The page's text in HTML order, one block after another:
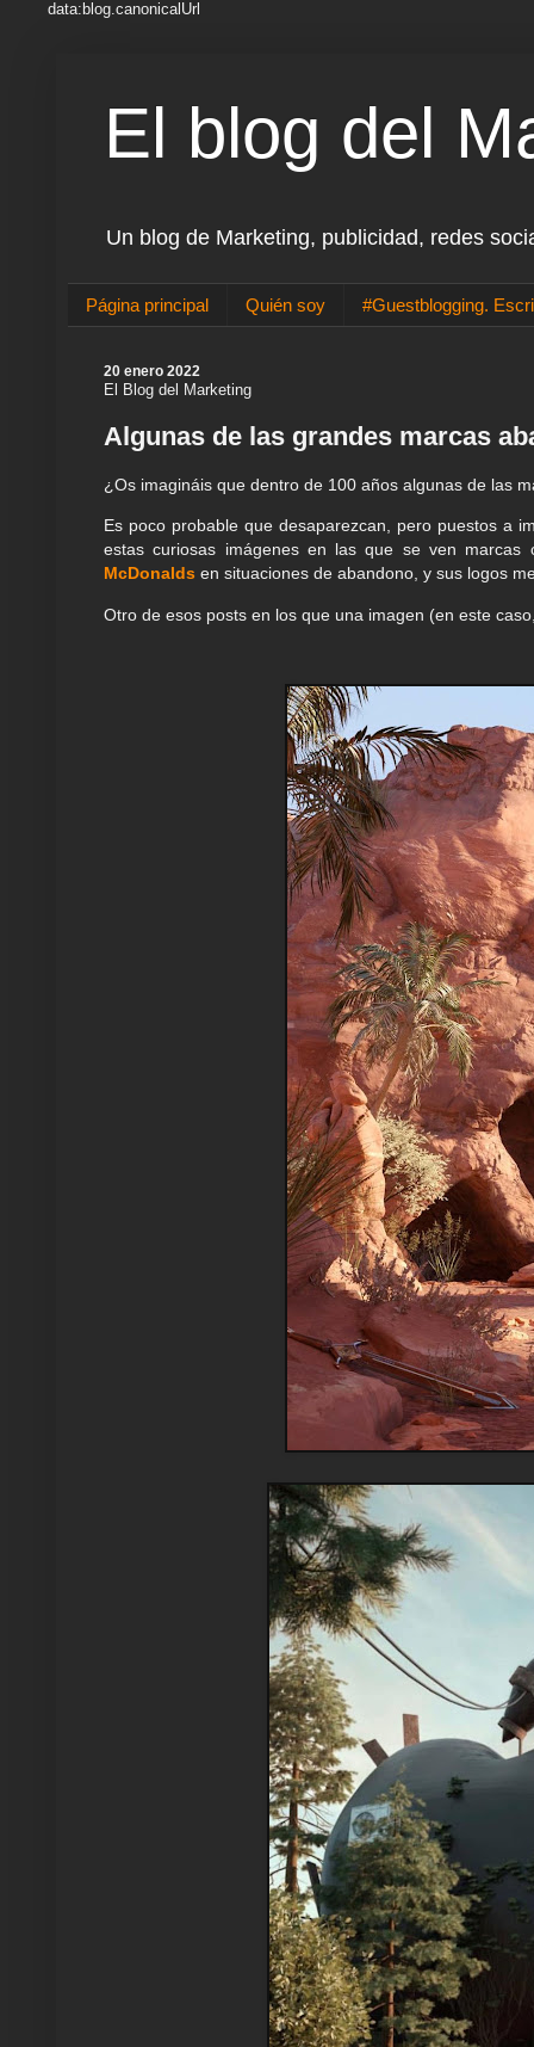
data:blog.canonicalUrl
El blog del
Un blog de Marketing, publicidad, redes
Página principal Quién soy #Guestblogging.
20 enero 2022
El Blog del Marketing
Algunas de las grandes marcas
¿Os imagináis que dentro de 100 años algunas de las
Es poco probable que desaparezcan, pero puestos a
estas curiosas imágenes en las que se ven marcas
McDonalds en situaciones de abandono, y sus logos
Otro de esos posts en los que una imagen (en este